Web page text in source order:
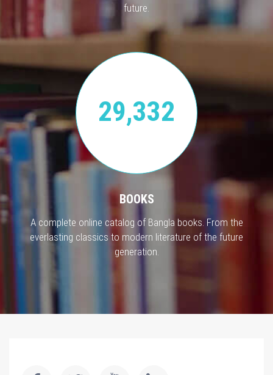
future.
29,332
BOOKS
A complete online catalog of Bangla books. From the
everlasting classics to modern literature of the future
generation.